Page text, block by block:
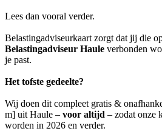
Lees dan vooral verder.
Belastingadviseurkaart zorgt dat jij die
Belastingadviseur Haule verbonden
je past.
Het tofste gedeelte?
Wij doen dit compleet gratis &
m] uit Haule – voor altijd – zodat onze
worden in 2026 en verder.